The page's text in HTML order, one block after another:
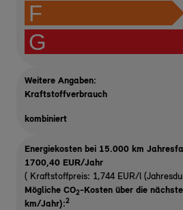
F
G
Weitere Angaben:
Kraftstoffverbrauch
kombiniert
Energiekosten bei 15.000 km
1700,40 EUR/Jahr
( Kraftstoffpreis: 1,744 EUR/l
Mögliche CO2-Kosten über die
km/Jahr):2